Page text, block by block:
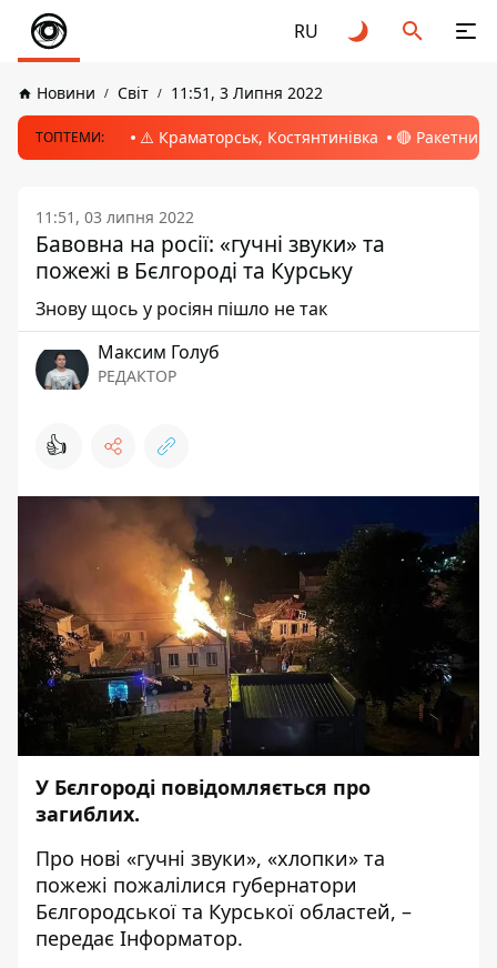
RU
Новини Світ 11:51, 3 Липня 2022
ТОПТЕМИ: ⚠️ Краматорськ, Костянтинівка 🔴 Ракетний
11:51, 03 липня 2022
Бавовна на росії: «гучні звуки» та
пожежі в Бєлгороді та Курську
Знову щось у росіян пішло не так
Максим Голуб
РЕДАКТОР
👍
У Бєлгороді повідомляється про
загиблих.
Про нові «гучні звуки», «хлопки» та
пожежі пожалілися губернатори
Бєлгородської та Курської областей, –
передає Інформатор.